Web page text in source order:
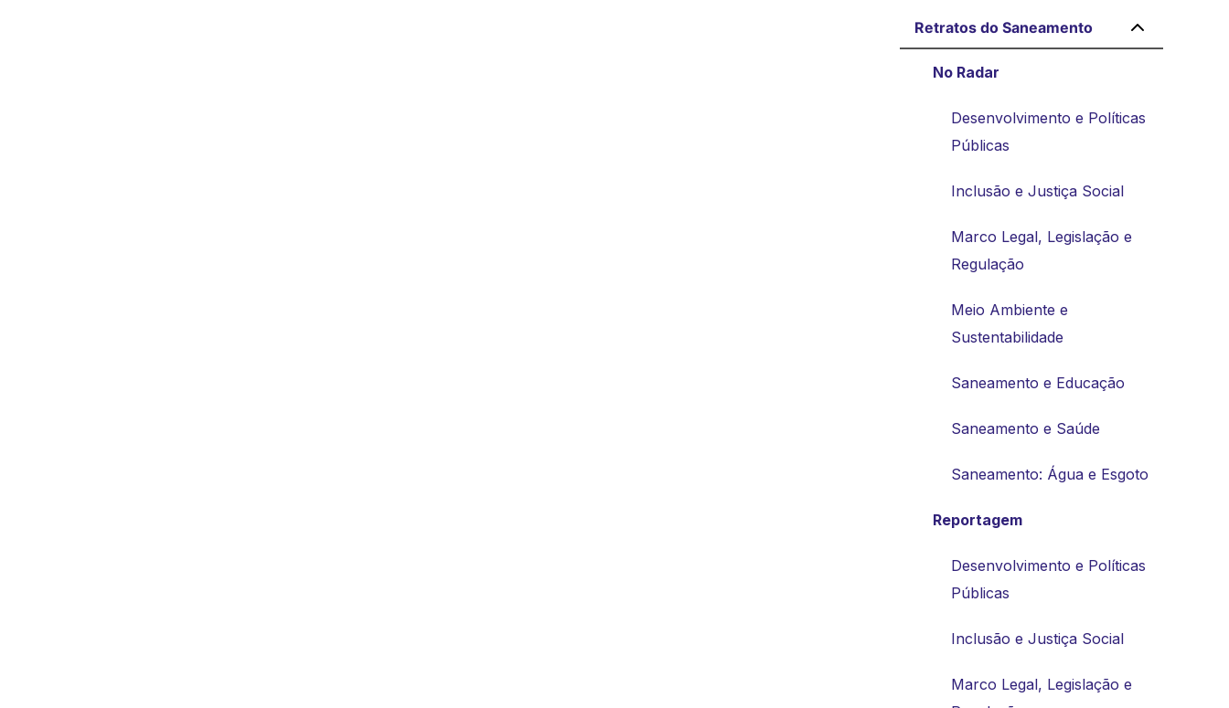
Retratos do Saneamento
No Radar
Desenvolvimento e Políticas
Públicas
Inclusão e Justiça Social
Marco Legal, Legislação e
Regulação
Meio Ambiente e
Sustentabilidade
Saneamento e Educação
Saneamento e Saúde
Saneamento: Água e Esgoto
Reportagem
Desenvolvimento e Políticas
Públicas
Inclusão e Justiça Social
Marco Legal, Legislação e